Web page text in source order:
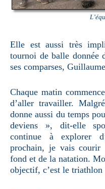
Elle est aussi très
tournoi de balle donnée
ses comparses,
Chaque matin
d’aller travailler.
donne aussi du temps
deviens », dit-elle
continue à explorer
prochain, je vais
fond et de la natation.
objectif, c’est le